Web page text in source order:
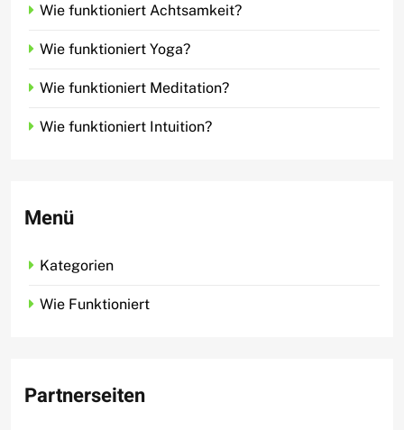
Wie funktioniert Achtsamkeit?
Wie funktioniert Yoga?
Wie funktioniert Meditation?
Wie funktioniert Intuition?
Menü
Kategorien
Wie Funktioniert
Partnerseiten